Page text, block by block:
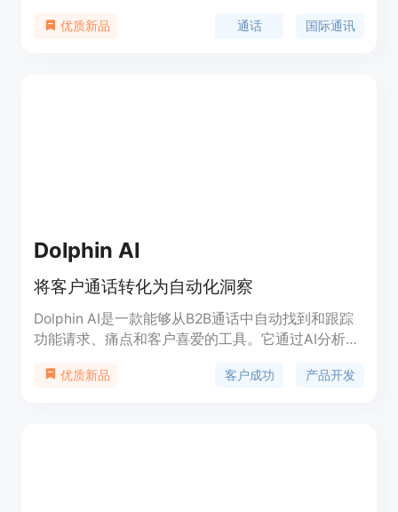
优质新品 通话 国际通讯
Dolphin AI
将客户通话转化为自动化洞察
Dolphin AI是一款能够从B2B通话中自动找到和跟踪
功能请求、痛点和客户喜爱的工具。它通过AI分析通
Jira工单等功能，帮助客户成功团队和产品团队之间
优质新品 客户成功 产品开发